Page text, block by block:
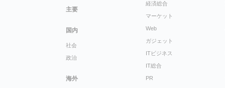
主要
国内
社会
政治
海外
経済総合
マーケット
Web
ガジェット
ITビジネス
IT総合
PR